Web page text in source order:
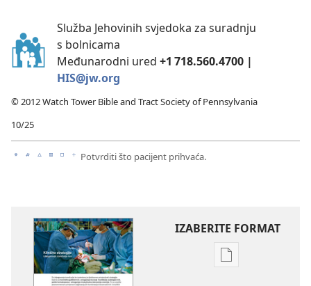
Služba Jehovinih svjedoka za suradnju
s bolnicama
Međunarodni ured +1 718.560.4700 |
HIS@jw.org
© 2012 Watch Tower Bible and Tract Society of Pennsylvania
10/25
a b c d e f Potvrditi što pacijent prihvaća.
IZABERITE FORMAT
Postavke